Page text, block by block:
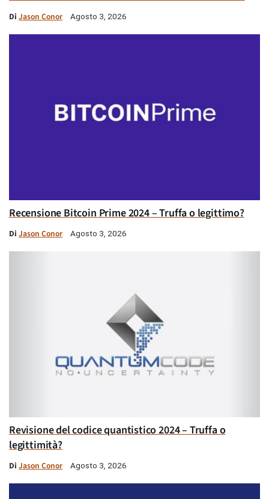
Di Jason Conor Agosto 3, 2026
Recensione Bitcoin Prime 2024 – Truffa o legittimo?
Di Jason Conor Agosto 3, 2026
Revisione del codice quantistico 2024 – Truffa o
legittimità?
Di Jason Conor Agosto 3, 2026